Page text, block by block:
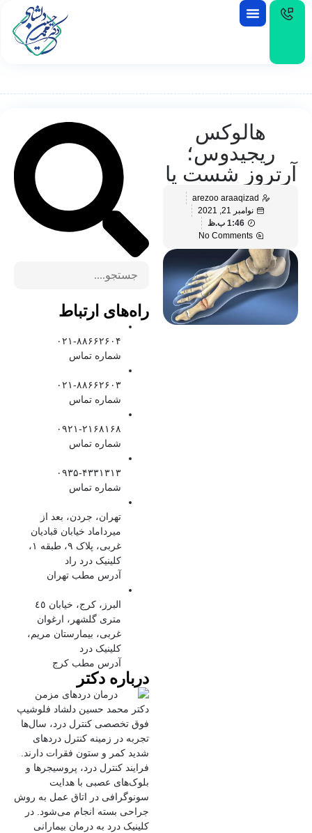
EN
هالوکس
ریجیدوس؛
آرتروز شست پا
arezoo araaqizad
نوامبر 21, 2021
1:46 ب.ظ
No Comments
راه‌های ارتباط
۰۲۱-۸۸۶۶۲۶۰۴
شماره تماس
۰۲۱-۸۸۶۶۲۶۰۳
شماره تماس
۰۹۲۱-۲۱۶۸۱۶۸
شماره تماس
۰۹۳۵-۴۳۳۱۳۱۳
شماره تماس
تهران، جردن، بعد از
میرداماد خیابان قبادیان
غربی، پلاک ۹، طبقه ۱،
کلینیک درد راد
آدرس مطب تهران
البرز، کرج، خیابان ٤٥
متری گلشهر، ارغوان
غربی، بیمارستان مریم،
کلینیک درد
آدرس مطب کرج
درباره دکتر
دکتر محمد حسین دلشاد فلوشیپ
فوق تخصصی کنترل درد، سال‌ها
تجربه در زمینه کنترل دردهای
شدید کمر و ستون فقرات دارند.
فرایند کنترل درد، پروسیجرها و
بلوک‌های عصبی با هدایت
سونوگرافی در اتاق عمل به روش
جراحی بسته انجام می‌شود. در
کلینیک درد به درمان‌ بیمارانی